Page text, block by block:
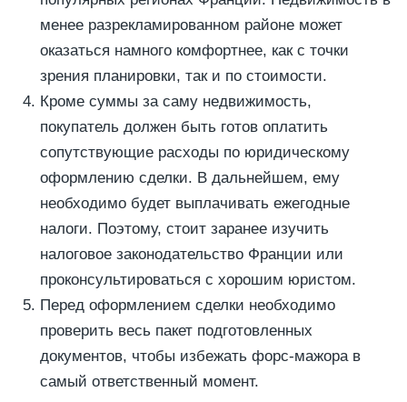
менее разрекламированном районе может
оказаться намного комфортнее, как с точки
зрения планировки, так и по стоимости.
Кроме суммы за саму недвижимость,
покупатель должен быть готов оплатить
сопутствующие расходы по юридическому
оформлению сделки. В дальнейшем, ему
необходимо будет выплачивать ежегодные
налоги. Поэтому, стоит заранее изучить
налоговое законодательство Франции или
проконсультироваться с хорошим юристом.
Перед оформлением сделки необходимо
проверить весь пакет подготовленных
документов, чтобы избежать форс-мажора в
самый ответственный момент.